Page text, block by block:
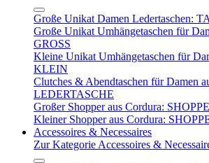
Große Unikat Damen Ledertaschen:
Große Unikat Umhängetaschen für
GROSS
Kleine Unikat Umhängetaschen für
KLEIN
Clutches & Abendtaschen für Damen
LEDERTASCHE
Großer Shopper aus Cordura:
Kleiner Shopper aus Cordura:
Accessoires & Necessaires
Zur Kategorie Accessoires &